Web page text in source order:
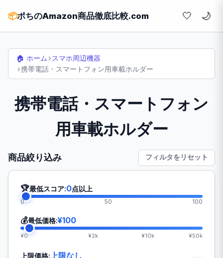
📦ポちのAmazon商品徹底比較.com 🤍
🏠 ホーム › スマホ周辺機器
›携帯電話・スマートフォン用車載ホルダー
携帯電話・スマートフォン
用車載ホルダー
商品絞り込み フィルタをリセット
🏆最低スコア:0点以上
0 50 100
💰最低価格:¥100
¥0 ¥2k ¥10k ¥50k
上限価格: 上限なし